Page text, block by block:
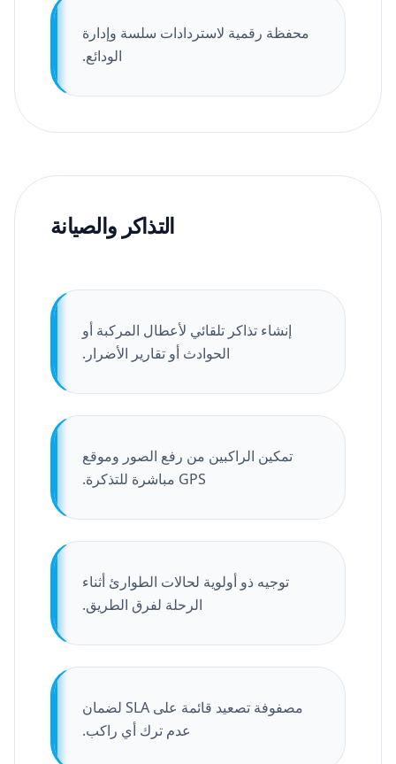
محفظة رقمية لاستردادات سلسة وإدارة
الودائع.
التذاكر والصيانة
إنشاء تذاكر تلقائي لأعطال المركبة أو
الحوادث أو تقارير الأضرار.
تمكين الراكبين من رفع الصور وموقع
GPS مباشرة للتذكرة.
توجيه ذو أولوية لحالات الطوارئ أثناء
الرحلة لفرق الطريق.
مصفوفة تصعيد قائمة على SLA لضمان
عدم ترك أي راكب.